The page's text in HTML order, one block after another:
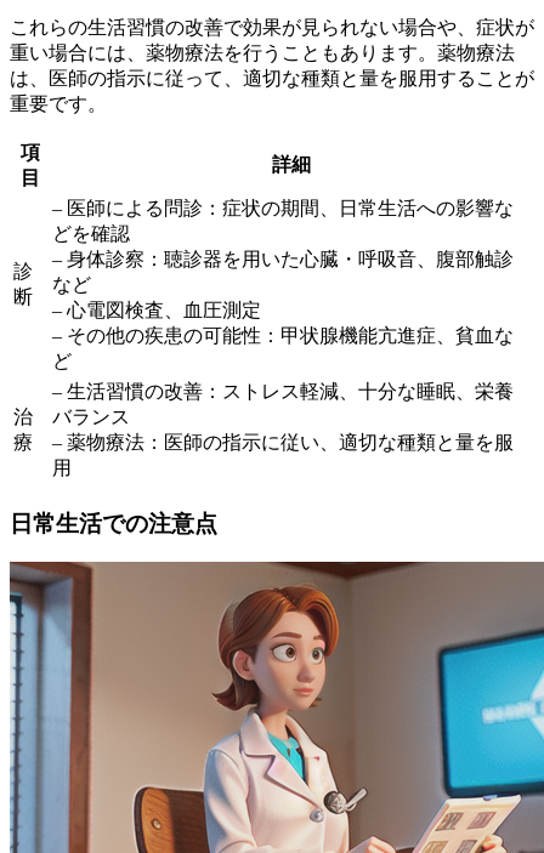
これらの生活習慣の改善で効果が見られない場合や、症状が
重い場合には、薬物療法を行うこともあります。 薬物療法
は、医師の指示に従って、適切な種類と量を服用することが
重要です。
項
目
詳細
診
断
– 医師による問診：症状の期間、日常生活への影響な
どを確認
– 身体診察：聴診器を用いた心臓・呼吸音、腹部触診
など
– 心電図検査、血圧測定
– その他の疾患の可能性：甲状腺機能亢進症、貧血な
ど
治
療
– 生活習慣の改善：ストレス軽減、十分な睡眠、栄養
バランス
– 薬物療法：医師の指示に従い、適切な種類と量を服
用
日常生活での注意点